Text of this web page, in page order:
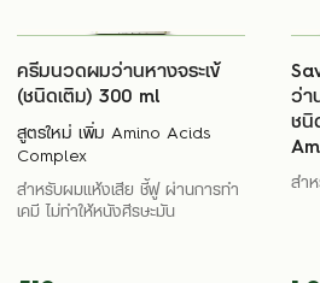
ครีมนวดผมว่านหางจระเข้
(ชนิดเติม) 300 ml
สูตรใหม่ เพิ่ม Amino Acids
Complex
สำหรับผมแห้งเสีย ชี้ฟู ผ่านการทำ
เคมี ไม่ทำให้หนังศีรษะมัน
ว่า
ชนิ
สำ